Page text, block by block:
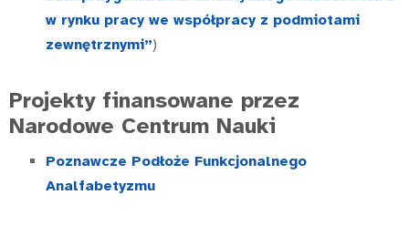
w rynku pracy we współpracy z podmiotami
zewnętrznymi”)
Projekty finansowane przez
Narodowe Centrum Nauki
Poznawcze Podłoże Funkcjonalnego
Analfabetyzmu